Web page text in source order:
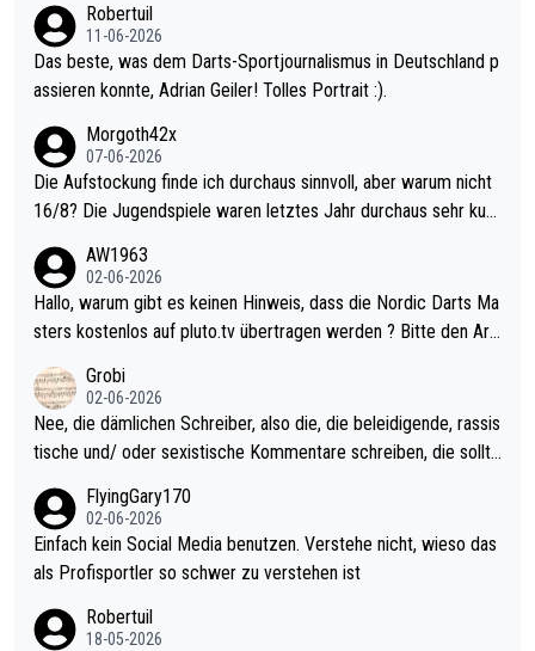
Robertuil
11-06-2026
Das beste, was dem Darts-Sportjournalismus in Deutschland p
assieren konnte, Adrian Geiler! Tolles Portrait :).
Morgoth42x
07-06-2026
Die Aufstockung finde ich durchaus sinnvoll, aber warum nicht
16/8? Die Jugendspiele waren letztes Jahr durchaus sehr kurz
Allerdings ist Mitchell Lawrie als Nummer 1 der Welt eh qualifi
ziert. Somit ändert die automatische Qualifikation des Weltmei
sters erstmal nichts. Ich denke sie wollen damit für nächstes J
ohl wenig WDF Turniere spielen. Dies war bei Archie Self letzt
es Jahr der Fall. Er musste als amtierender Weltmeister durch
den Qualifier und ich glaube kaum, dass Mitchel sich das (in Ve
gas) antun würde, wenn er doch eigentlich die PDC-WM als Zi
el hat.
AW1963
02-06-2026
Hallo, warum gibt es keinen Hinweis, dass die Nordic Darts Ma
sters kostenlos auf pluto.tv übertragen werden ? Bitte den Arti
Grobi
02-06-2026
Nee, die dämlichen Schreiber, also die, die beleidigende, rassis
tische und/ oder sexistische Kommentare schreiben, die sollte
s Leben in den Griff kriegen. Nur eins wundert mich: Luke Little
r war doch neulich erst derjenige, der über Social Media GvV p
rovoziert hat. Und Littlers Mutter schießt öfters mal gegen Ric
FlyingGary170
02-06-2026
Einfach kein Social Media benutzen. Verstehe nicht, wieso das
als Profisportler so schwer zu verstehen ist
Robertuil
18-05-2026